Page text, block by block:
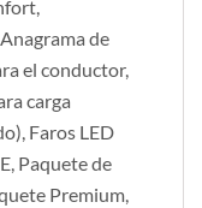
de
el conductor,
carga
Faros LED
Paquete de
Premium,